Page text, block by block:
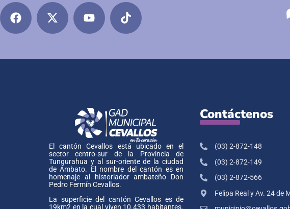
El cantón Cevallos está ubicado en el
sector centro-sur de la Provincia de
Tungurahua y al sur-oriente de la ciudad
de Ambato. El nombre del cantón es en
homenaje al historiador ambateño Don
Pedro Fermín Cevallos.
La superficie del cantón Cevallos es de
Contáctenos
(03) 2-872-148
(03) 2-872-149
(03) 2-872-566
Felipa Real y Av. 24 de